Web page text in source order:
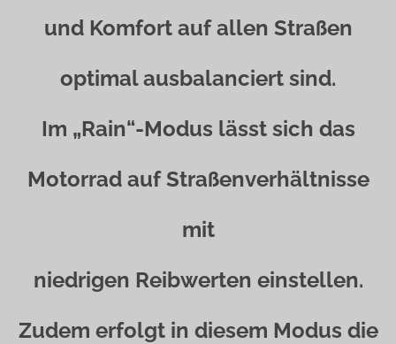
und Komfort auf allen Straßen
optimal ausbalanciert sind.
Im „Rain“-Modus lässt sich das
Motorrad auf Straßenverhältnisse
mit
niedrigen Reibwerten einstellen.
Zudem erfolgt in diesem Modus die